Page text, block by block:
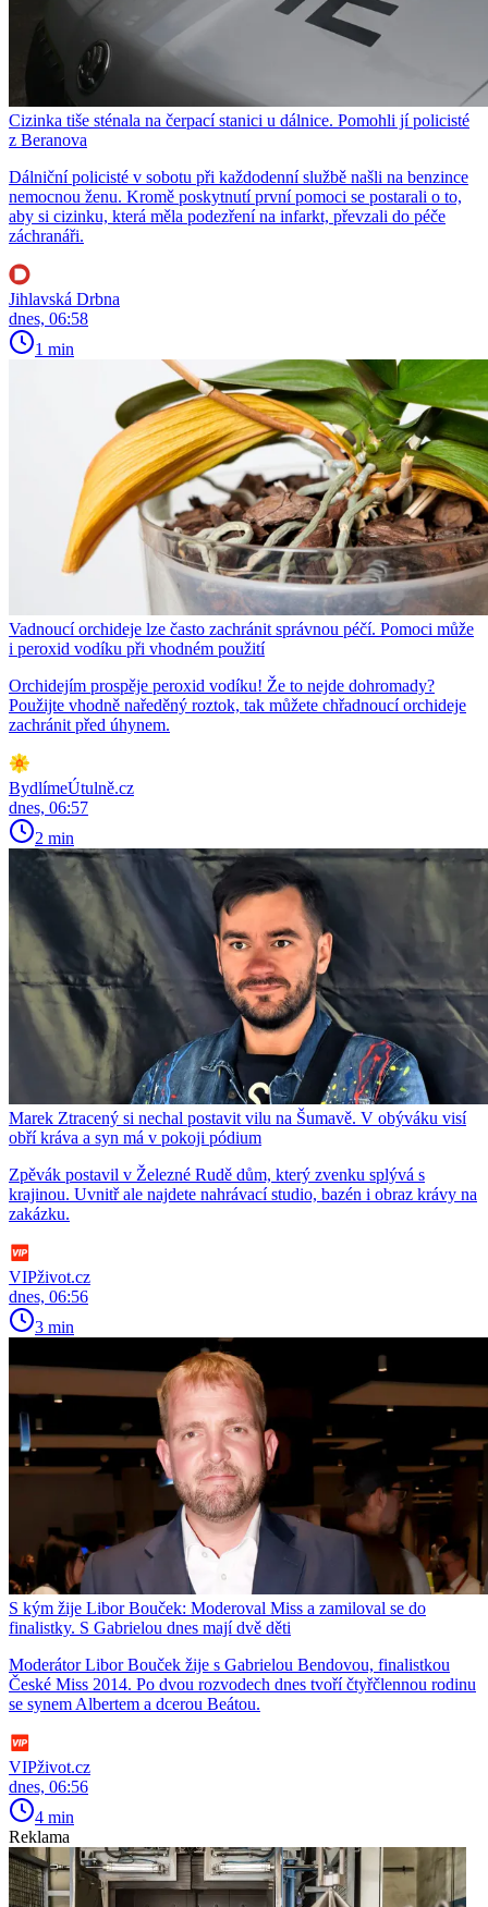
Cizinka tiše sténala na čerpací stanici u dálnice. Pomohli jí policisté
z Beranova
Dálniční policisté v sobotu při každodenní službě našli na benzince
nemocnou ženu. Kromě poskytnutí první pomoci se postarali o to,
aby si cizinku, která měla podezření na infarkt, převzali do péče
záchranáři.
Jihlavská Drbna
dnes, 06:58
1 min
Vadnoucí orchideje lze často zachránit správnou péčí. Pomoci může
i peroxid vodíku při vhodném použití
Orchidejím prospěje peroxid vodíku! Že to nejde dohromady?
Použijte vhodně naředěný roztok, tak můžete chřadnoucí orchideje
zachránit před úhynem.
BydlímeÚtulně.cz
dnes, 06:57
2 min
Marek Ztracený si nechal postavit vilu na Šumavě. V obýváku visí
obří kráva a syn má v pokoji pódium
Zpěvák postavil v Železné Rudě dům, který zvenku splývá s
krajinou. Uvnitř ale najdete nahrávací studio, bazén i obraz krávy na
zakázku.
VIPživot.cz
dnes, 06:56
3 min
S kým žije Libor Bouček: Moderoval Miss a zamiloval se do
finalistky. S Gabrielou dnes mají dvě děti
Moderátor Libor Bouček žije s Gabrielou Bendovou, finalistkou
České Miss 2014. Po dvou rozvodech dnes tvoří čtyřčlennou rodinu
se synem Albertem a dcerou Beátou.
VIPživot.cz
dnes, 06:56
4 min
Reklama